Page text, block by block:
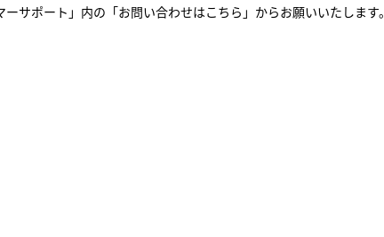
サポート」内の「お問い合わせはこちら」からお願いいたします。